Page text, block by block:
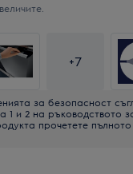
+7
за безопасност
1 и 2 на ръководството
прочетете пълното